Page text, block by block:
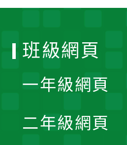
班級網頁
一年級網頁
二年級網頁